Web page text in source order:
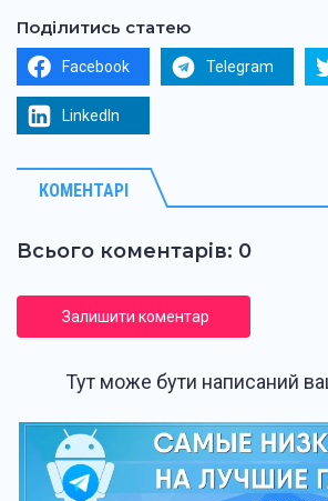
Поділитись статею
Facebook Telegram
LinkedIn
КОМЕНТАРІ
Всього коментарів: 0
Залишити коментар
Тут може бути написаний